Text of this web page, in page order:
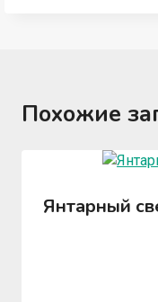
Похожие
Янтарный